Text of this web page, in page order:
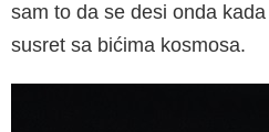
sam to da se desi onda
susret sa bićima kosmosa.